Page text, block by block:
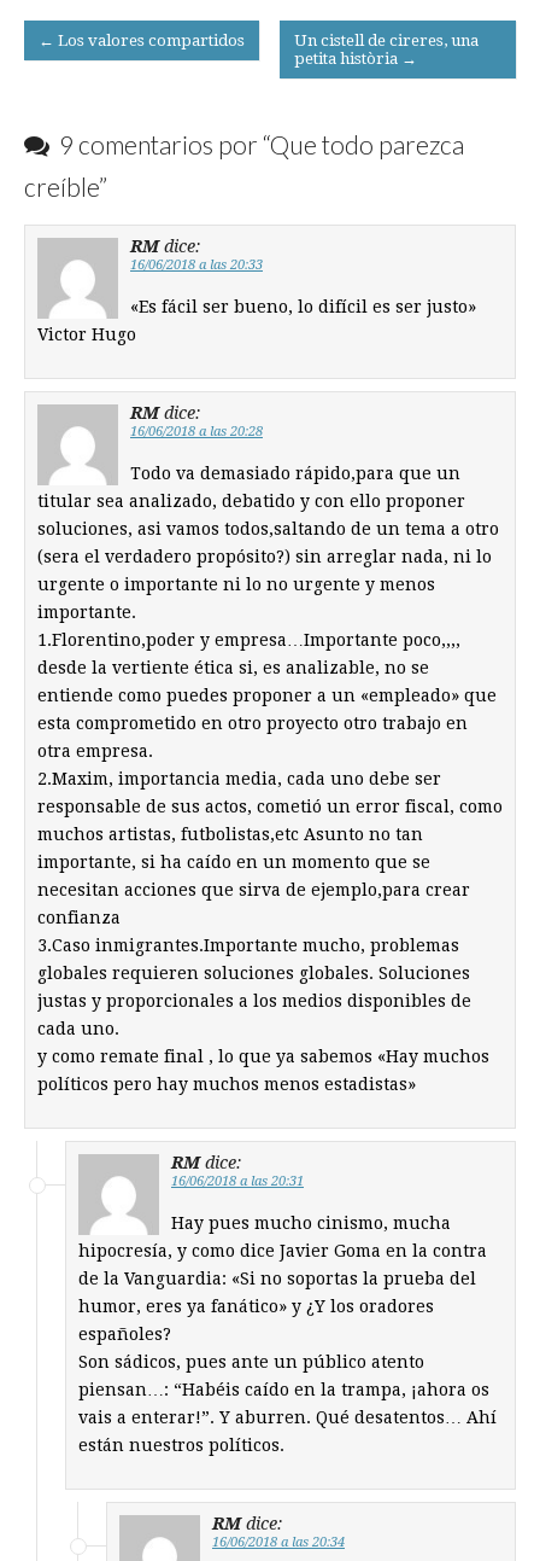
Post
navigation
← Los valores compartidos
Un cistell de cireres, una
petita història →
9 comentarios por “Que todo parezca
creíble”
RM dice:
16/06/2018 a las 20:33
«Es fácil ser bueno, lo difícil es ser justo»
Victor Hugo
RM dice:
16/06/2018 a las 20:28
Todo va demasiado rápido,para que un
titular sea analizado, debatido y con ello proponer
soluciones, asi vamos todos,saltando de un tema a otro
(sera el verdadero propósito?) sin arreglar nada, ni lo
urgente o importante ni lo no urgente y menos
importante.
1.Florentino,poder y empresa…Importante poco,,,,
desde la vertiente ética si, es analizable, no se
entiende como puedes proponer a un «empleado» que
esta comprometido en otro proyecto otro trabajo en
otra empresa.
2.Maxim, importancia media, cada uno debe ser
responsable de sus actos, cometió un error fiscal, como
muchos artistas, futbolistas,etc Asunto no tan
importante, si ha caído en un momento que se
necesitan acciones que sirva de ejemplo,para crear
confianza
3.Caso inmigrantes.Importante mucho, problemas
globales requieren soluciones globales. Soluciones
justas y proporcionales a los medios disponibles de
cada uno.
y como remate final , lo que ya sabemos «Hay muchos
políticos pero hay muchos menos estadistas»
RM dice:
16/06/2018 a las 20:31
Hay pues mucho cinismo, mucha
hipocresía, y como dice Javier Goma en la contra
de la Vanguardia: «Si no soportas la prueba del
humor, eres ya fanático» y ¿Y los oradores
españoles?
Son sádicos, pues ante un público atento
piensan…: “Habéis caído en la trampa, ¡ahora os
vais a enterar!”. Y aburren. Qué desatentos… Ahí
están nuestros políticos.
RM dice:
16/06/2018 a las 20:34